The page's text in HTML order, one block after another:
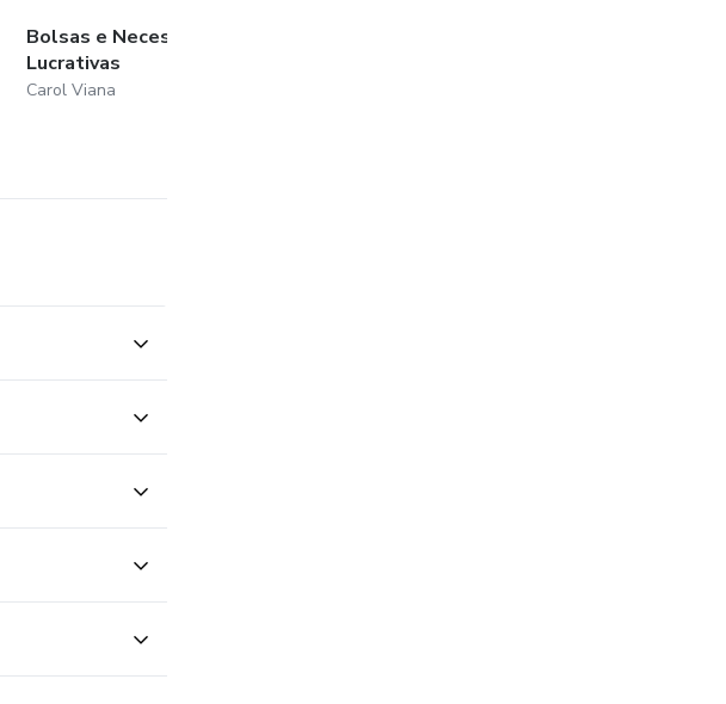
Bolsas e Necessaires
Lucrativas
Carol Viana